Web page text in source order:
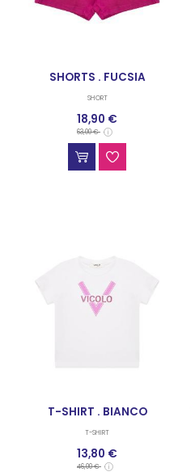
SHORTS . FUCSIA
SHORT
18,90 €
63,00 €
T-SHIRT . BIANCO
T-SHIRT
13,80 €
46,00 €